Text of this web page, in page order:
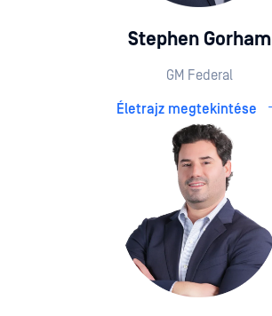
Stephen Gorham
GM Federal
Életrajz megtekintése